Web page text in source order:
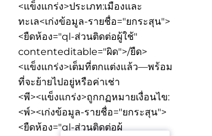
<แข็งแกร่ง>ประเภท:เมืองและ
ทะเล<เก่งข้อมูล-รายชื่อ="ยกระสุน">
<ยืดห้อง="ql-ส่วนติดต่อผู้ใช้"
contenteditable="ผิด">/ยืด>
<แข็งแกร่ง>เต็มที่ตกแต่งแล้ว—พร้อม
ที่จะย้ายไปอยู่หรือค่าเช่า
<พี><แข็งแกร่ง>ถูกกฏหมายเงื่อนไข:
<พ์><เก่งข้อมูล-รายชื่อ="ยกระสุน">
<ยืดห้อง="ql-ส่วนติดต่อผู้